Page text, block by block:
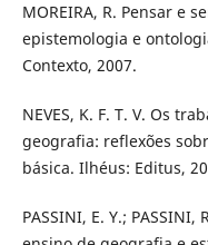
MOREIRA, R. Pensar e
epistemologia e
Contexto, 2007.
NEVES, K. F. T. V. Os
geografia: reflexões
básica. Ilhéus: Editus,
PASSINI, E. Y.;